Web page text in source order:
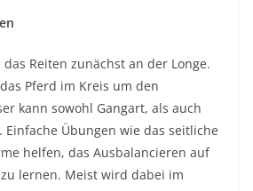
Reiten zunächst an der Longe.
Pferd im Kreis um den
kann sowohl Gangart, als auch
Einfache Übungen wie das seitliche
helfen, das Ausbalancieren auf
lernen. Meist wird dabei im